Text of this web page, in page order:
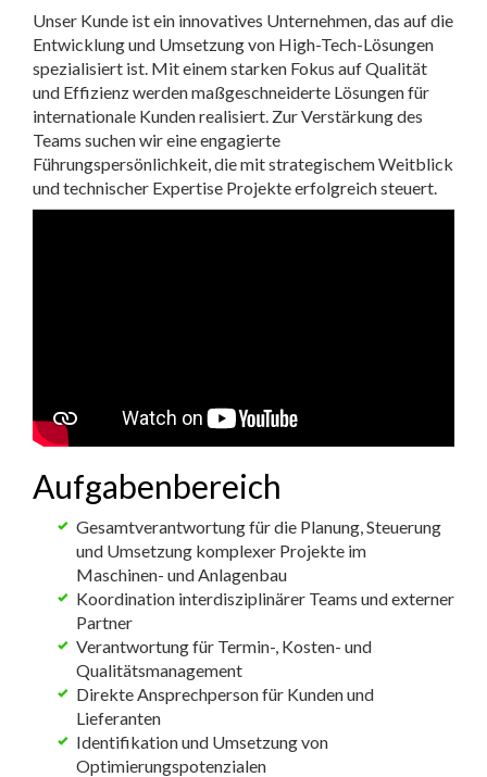
Unser Kunde ist ein innovatives Unternehmen, das auf die
Entwicklung und Umsetzung von High-Tech-Lösungen
spezialisiert ist. Mit einem starken Fokus auf Qualität
und Effizienz werden maßgeschneiderte Lösungen für
internationale Kunden realisiert. Zur Verstärkung des
Teams suchen wir eine engagierte
Führungspersönlichkeit, die mit strategischem Weitblick
und technischer Expertise Projekte erfolgreich steuert.
Aufgabenbereich
Gesamtverantwortung für die Planung, Steuerung
und Umsetzung komplexer Projekte im
Maschinen- und Anlagenbau
Koordination interdisziplinärer Teams und externer
Partner
Verantwortung für Termin-, Kosten- und
Qualitätsmanagement
Direkte Ansprechperson für Kunden und
Lieferanten
Identifikation und Umsetzung von
Optimierungspotenzialen